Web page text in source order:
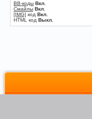
BB-коды Вкл.
Смайлы Вкл.
[IMG] код Вкл.
HTML код Выкл.